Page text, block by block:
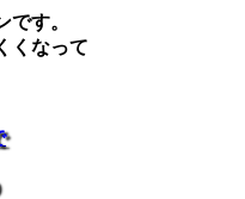
す。
くなって